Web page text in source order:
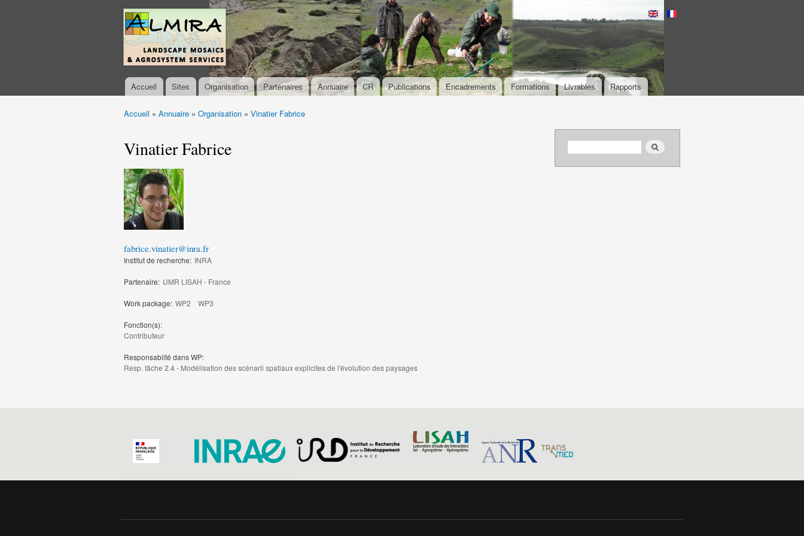
Aller au
contenu
principal
almira-
project.org
Menu principal
Accueil Sites Organisation Partenaires Annuaire CR Publications Encadrements Formations Livrables Rapports
Accueil » Annuaire » Organisation » Vinatier Fabrice
Vinatier Fabrice
fabrice.vinatier@inra.fr
Institut de recherche: INRA
Partenaire: UMR LISAH - France
Work package: WP2 WP3
Fonction(s):
Contributeur
Responsabilté dans WP:
Resp. tâche 2.4 - Modélisation des scénarii spatiaux explicites de l'évolution des paysages
Formulaire de rechercheRechercher